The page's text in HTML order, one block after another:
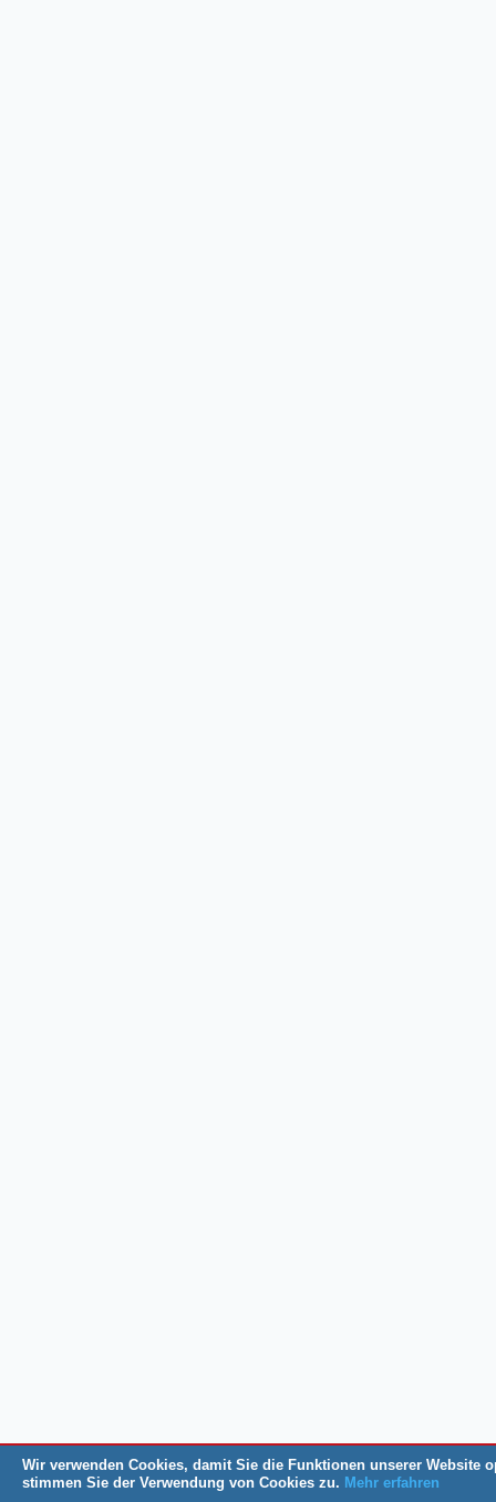
Wir verwenden Cookies, damit Sie die Funktionen unserer Website
stimmen Sie der Verwendung von Cookies zu. Mehr erfahren